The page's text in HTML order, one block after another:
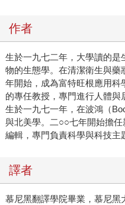
作者
生於一九七二年，大學讀的是
物的生態學。在清潔衛生與
年開始，成為富特旺根應用
的專任教授，專門進行人體與
生於一九七一年，在波鴻（
與北美學。二○○七年開始擔任
編輯，專門負責科學與科技主
譯者
慕尼黑翻譯學院畢業，慕尼